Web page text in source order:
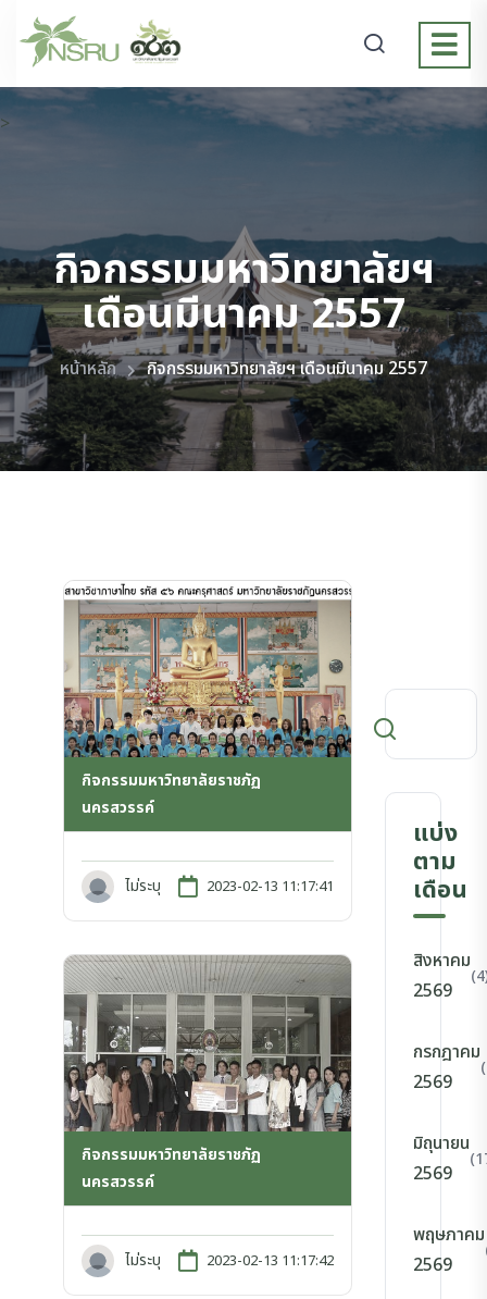
>
กิจกรรมมหาวิทยาลัยฯ
เดือนมีนาคม 2557
หน้าหลัก กิจกรรมมหาวิทยาลัยฯ เดือนมีนาคม 2557
กิจกรรมมหาวิทยาลัยราชภัฏ
นครสวรรค์
ไม่ระบุ 2023-02-13 11:17:41
กิจกรรมมหาวิทยาลัยราชภัฏ
นครสวรรค์
ไม่ระบุ 2023-02-13 11:17:42
แบ่ง
ตาม
เดือน
สิงหาคม
2569
กรกฎาคม
2569
มิถุนายน
2569
พฤษภาคม
2569